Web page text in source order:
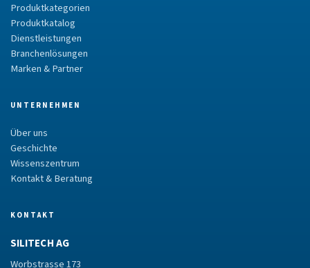
Produktkategorien
Produktkatalog
Dienstleistungen
Branchenlösungen
Marken & Partner
UNTERNEHMEN
Über uns
Geschichte
Wissenszentrum
Kontakt & Beratung
KONTAKT
SILITECH AG
Worbstrasse 173